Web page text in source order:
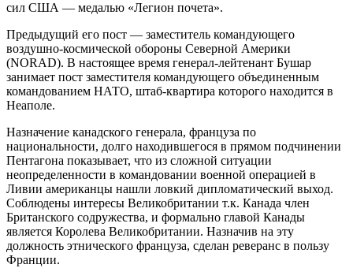
сил США — медалью «Легион почета».
Предыдущий его пост — заместитель командующего
воздушно-космической обороны Северной Америки
(NORAD). В настоящее время генерал-лейтенант Бушар
занимает пост заместителя командующего объединенным
командованием НАТО, штаб-квартира которого находится в
Неаполе.
Назначение канадского генерала, француза по
национальности, долго находившегося в прямом подчинении
Пентагона показывает, что из сложной ситуации
неопределенности в командовании военной операцией в
Ливии американцы нашли ловкий дипломатический выход.
Соблюдены интересы Великобритании т.к. Канада член
Британского содружества, и формально главой Канады
является Королева Великобритании. Назначив на эту
должность этнического француза, сделан реверанс в пользу
Франции.